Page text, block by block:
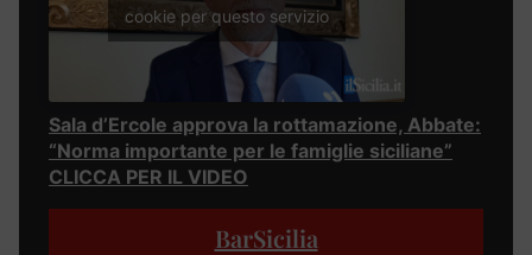
cookie per questo servizio
Sala d’Ercole approva la rottamazione, Abbate:
“Norma importante per le famiglie siciliane”
CLICCA PER IL VIDEO
BarSicilia